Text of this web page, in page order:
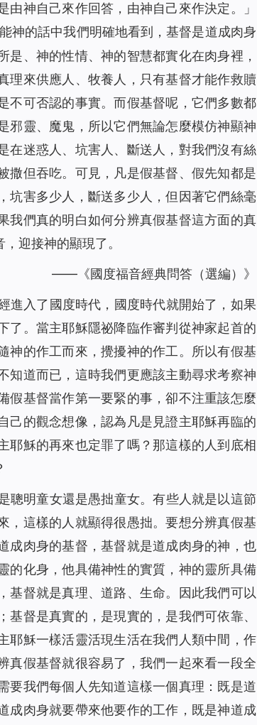
神自己來作回答，由神自己來作決定。
」
神的話中我們明確地看到，基督是道成肉身
、神的性情、神的智慧都實化在肉身裡，
理來供應人、牧養人，只有基督才能作救贖
不可否認的事實。而假基督呢，它們多數都
邪靈、魔鬼，所以它們無論怎麼模仿神顯神
在迷惑人、坑害人、斷送人，對我們沒有絲
撒但吞吃。可見，凡是假基督、假先知都是
坑害多少人，斷送多少人，但因著它們絲毫
我們真的明白如何分辨真假基督這方面的真
迎接神的顯現了。
——《國度福音經典問答（選編）》
進入了國度時代，國度時代就開始了，如果
了。當主耶穌隱祕降臨作審判從神家起首的
神的作工而來，攪擾神的作工。所以有假基
知道而已，這時我們更應該主動尋求考察神
假基督當作第一要緊的事，卻不注重該怎麼
己的觀念想像，認為凡是見證主耶穌再臨的
耶穌的再來也定罪了嗎？那這樣的人到底相
聰明童女還是愚拙童女。有些人就是以這節
，這樣的人就顯得很愚拙。要想分辨真假基
成肉身的基督，基督就是道成肉身的神，也
的化身，他具備神性的實質，神的靈所具備
基督就是真理、道路、生命。因此我們可以
督是真實的，是現實的，是我們可依靠、
耶穌一樣活靈活現生活在我們人類中間，作
真假基督就很容易了，我們一起來看一段全
要我們每個人先知道這樣一個真理：既是道
成肉身就要帶來他要作的工作，既是神道成